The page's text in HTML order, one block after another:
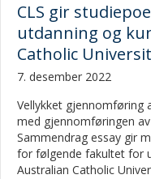
CLS gir
utdanning og
Catholic
7. desember 2022
Vellykket gjennomføring
med gjennomføringen
Sammendrag essay gir
for følgende fakultet for
Australian Catholic